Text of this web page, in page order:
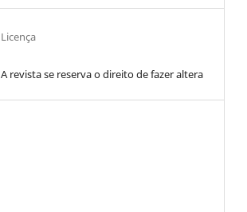
Licença
A revista se reserva o direito de fazer altera